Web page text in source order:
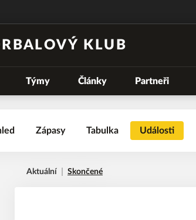
KLUB
Týmy Články Partneři
Zápasy Tabulka Události
Aktuální Skončené